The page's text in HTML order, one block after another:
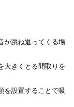
が跳ね返ってくる場
大きくとる間取りを
を設置することで吸